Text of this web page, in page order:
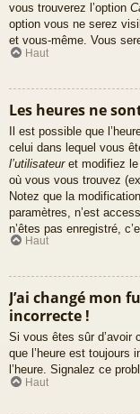
vous trouverez l’option
option vous ne serez
et vous-même. Vous
Haut
Les heures ne
Il est possible que
celui dans lequel vous
l’utilisateuret modifiez le
où vous vous trouvez
Notez que la
paramètres, n’est
n’êtes pas enregistré,
Haut
J’ai changé mon
incorrecte !
Si vous êtes sûr d’avoir
que l’heure est toujours
l’heure. Signalez ce
Haut